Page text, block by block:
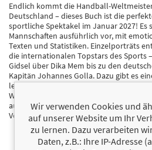
Endlich kommt die Handball-
Deutschland – dieses Buch ist die
sportliche Spektakel im Januar 2027!
Mannschaften ausführlich vor, mit
Texten und Statistiken. Einzelporträts
die internationalen Topstars des Sports
Gidsel über Dika Mem bis zu den
Kapitän Johannes Golla. Dazu gibt es
legendäre WM-Momente der
Wissenswertes zu den Spielstätten, in
ausgetragen wird. Ein prachtvoll
Vorfreude weckt!
Wir verwenden Cookies und
auf unserer Website um Ihr
zu lernen. Dazu verarbeiten
Daten, z.B.: Ihre IP-Adresse